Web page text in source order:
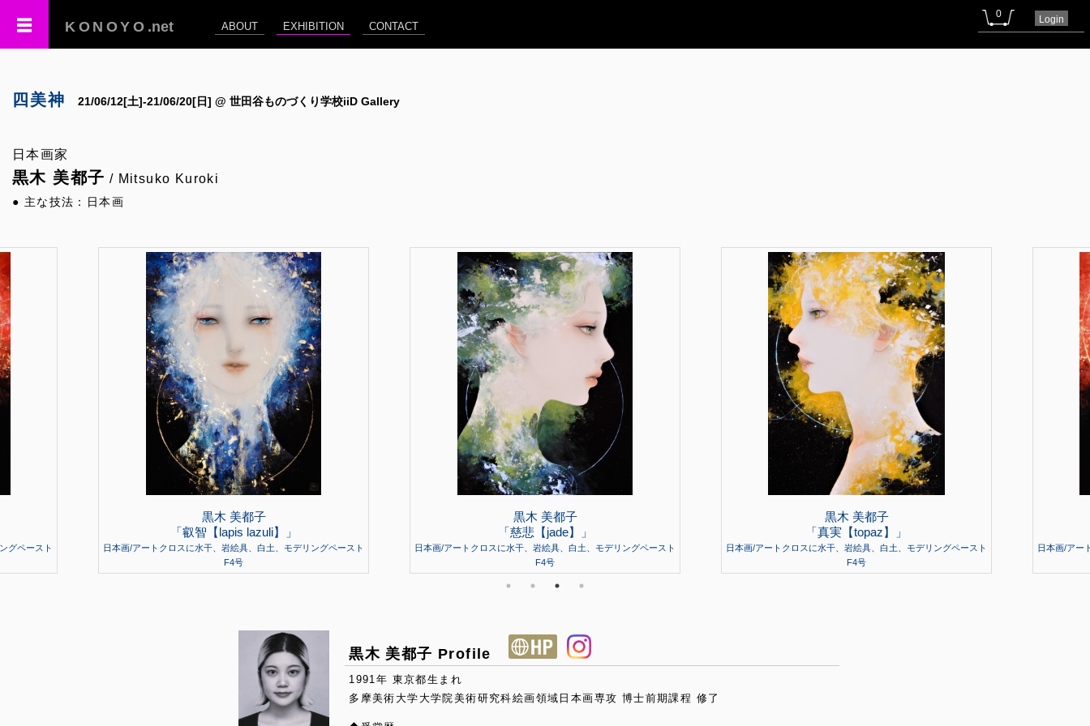
KONOYO .net ABOUT EXHIBITION CONTACT
0 Login
四美神 21/06/12[土]-21/06/20[日] @ 世田谷ものづくり学校iiD Gallery
日本画家
黒木 美都子 / Mitsuko Kuroki
● 主な技法：日本画
グペースト
黒木 美都子
「叡智【lapis lazuli】」
日本画/アートクロスに水干、岩絵具、白土、モデリングペースト
F4号
黒木 美都子
「慈悲【jade】」
日本画/アートクロスに水干、岩絵具、白土、モデリングペースト
F4号
黒木 美都子
「真実【topaz】」
日本画/アートクロスに水干、岩絵具、白土、モデリングペースト
F4号
日本画/アー
黒木 美都子 Profile
1991年 東京都生まれ
多摩美術大学大学院美術研究科絵画領域日本画専攻 博士前期課程 修了